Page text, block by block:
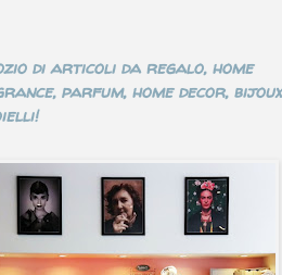
di articoli da regalo, home
parfum, home decor, bijoux